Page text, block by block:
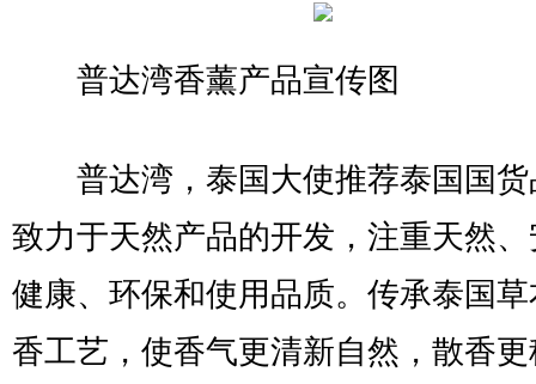
普达湾香薰产品宣传图
普达湾，泰国大使推荐泰国国货
致力于天然产品的开发，注重天然
健康、环保和使用品质。传承泰国
香工艺，使香气更清新自然，散香